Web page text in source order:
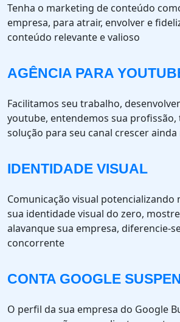
Tenha o marketing de conteúdo
empresa, para atrair, envolver e
conteúdo relevante e valioso
AGÊNCIA PARA
Facilitamos seu trabalho,
youtube, entendemos sua profissão,
solução para seu canal crescer ainda
IDENTIDADE VISUAL
Comunicação visual potencializando
sua identidade visual do zero,
alavanque sua empresa, diferencie-
concorrente
CONTA GOOGLE
O perfil da sua empresa do Google